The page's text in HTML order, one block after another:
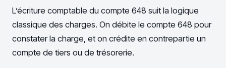
L’écriture comptable du compte 648 suit la logique
classique des charges. On débite le compte 648 pour
constater la charge, et on crédite en contrepartie un
compte de tiers ou de trésorerie.